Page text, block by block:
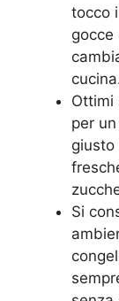
tocco
Ottimi
per
giusto
Si